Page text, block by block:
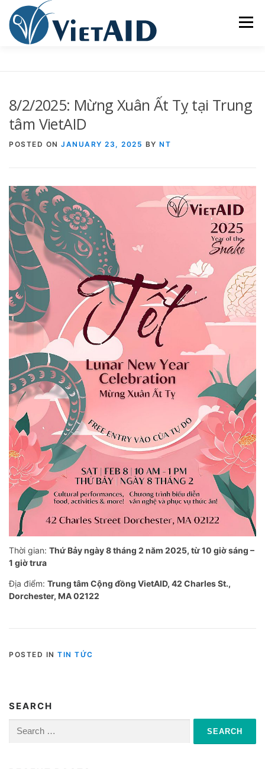
content
Menu
TRUNG TÂM CỘNG ĐỒNG SINH HOẠT
8/2/2025: Mừng Xuân Ất Tỵ tại Trung
tâm VietAID
POSTED ON JANUARY 23, 2025 BY NT
Thời gian: Thứ Bảy ngày 8 tháng 2 năm 2025, từ 10 giờ sáng –
1 giờ trưa
Địa điểm: Trung tâm Cộng đồng VietAID, 42 Charles St.,
Dorchester, MA 02122
POSTED IN TIN TỨC
SEARCH
Search
for: